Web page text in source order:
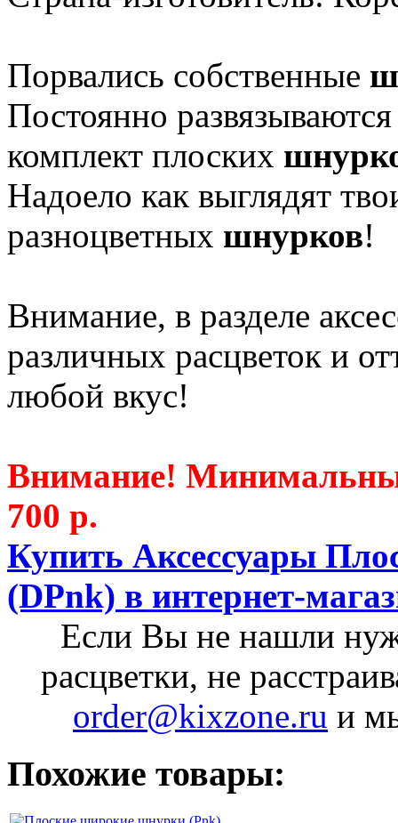
Порвались собственные
Постоянно
комплект плоских
Надоело как выглядят
разноцветных шнурков!
Внимание, в разделе
различных расцветок и
любой вкус!
Внимание!
700 р.
Купить Аксессуары
(DPnk) в интернет-
Если Вы не нашли
расцветки, не
order@kixzone.ru и
Похожие товары: